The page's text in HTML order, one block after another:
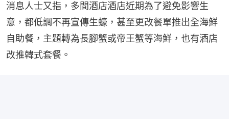
消息人士又指，多間酒店酒店近期為了避免影響生
意，都低調不再宣傳生蠔，甚至更改餐單推出全海鮮
自助餐，主題轉為長腳蟹或帝王蟹等海鮮，也有酒店
改推韓式套餐。